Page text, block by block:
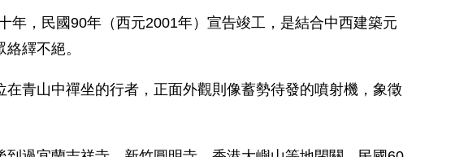
，民國90年（西元2001年）宣告竣工，是結合中西建築元
繹不絕。
青山中禪坐的行者，正面外觀則像蓄勢待發的噴射機，象徵